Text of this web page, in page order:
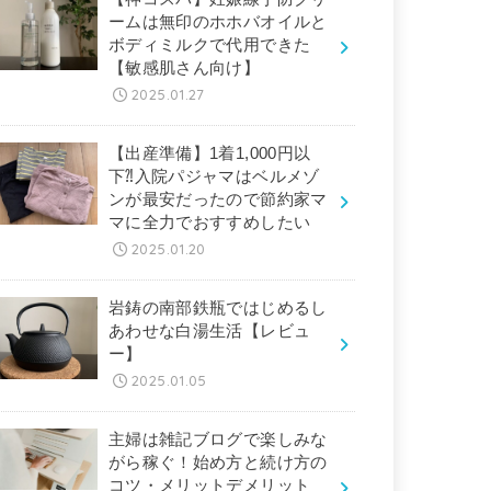
ームは無印のホホバオイルと
ボディミルクで代用できた
【敏感肌さん向け】
2025.01.27
【出産準備】1着1,000円以
下⁈入院パジャマはベルメゾ
ンが最安だったので節約家マ
マに全力でおすすめしたい
2025.01.20
岩鋳の南部鉄瓶ではじめるし
あわせな白湯生活【レビュ
ー】
2025.01.05
主婦は雑記ブログで楽しみな
がら稼ぐ！始め方と続け方の
コツ・メリットデメリット